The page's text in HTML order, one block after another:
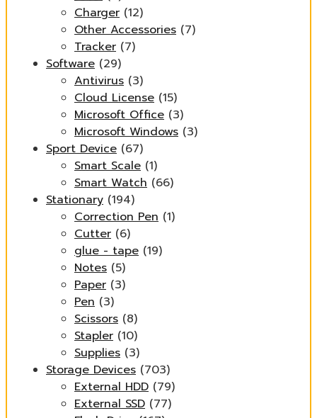
Charger (12)
Other Accessories (7)
Tracker (7)
Software (29)
Antivirus (3)
Cloud License (15)
Microsoft Office (3)
Microsoft Windows (3)
Sport Device (67)
Smart Scale (1)
Smart Watch (66)
Stationary (194)
Correction Pen (1)
Cutter (6)
glue - tape (19)
Notes (5)
Paper (3)
Pen (3)
Scissors (8)
Stapler (10)
Supplies (3)
Storage Devices (703)
External HDD (79)
External SSD (77)